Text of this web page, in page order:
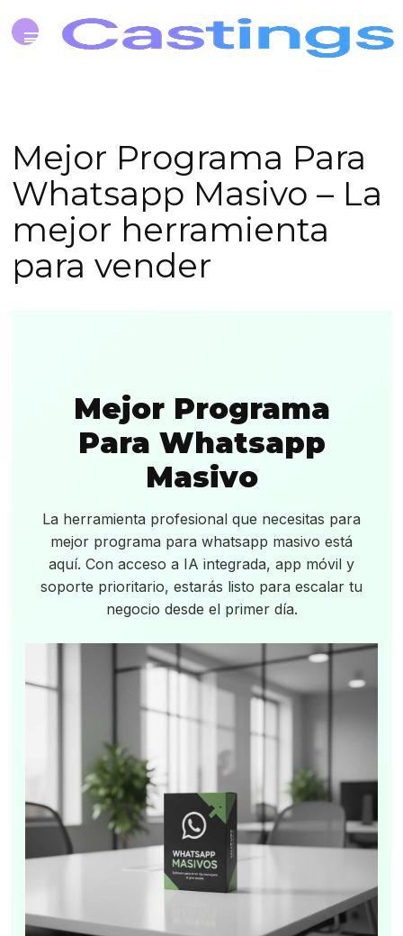
Mejor Programa Para
Whatsapp Masivo – La
mejor herramienta
para vender
Mejor Programa
Para Whatsapp
Masivo
La herramienta profesional que necesitas para
mejor programa para whatsapp masivo está
aquí. Con acceso a IA integrada, app móvil y
soporte prioritario, estarás listo para escalar tu
negocio desde el primer día.